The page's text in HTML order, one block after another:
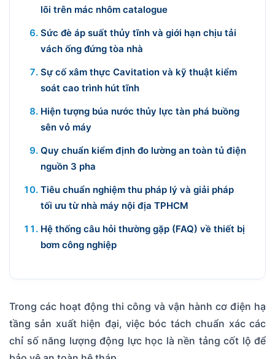
lõi trên mác nhôm catalogue
Sức đè áp suất thủy tĩnh và giới hạn chịu tải
vách ống đứng tòa nhà
Sự cố xâm thực Cavitation và kỹ thuật kiểm
soát cao trình hút tĩnh
Hiện tượng búa nước thủy lực tàn phá buồng
sên vỏ máy
Quy chuẩn kiểm định đo lường an toàn tủ điện
nguồn 3 pha
Tiêu chuẩn nghiệm thu pháp lý và giải pháp
tối ưu từ nhà máy nội địa TPHCM
Hệ thống câu hỏi thường gặp (FAQ) về thiết bị
bơm công nghiệp
Trong các hoạt động thi công và vận hành cơ điện hạ
tầng sản xuất hiện đại, việc bóc tách chuẩn xác các
chỉ số năng lượng động lực học là nền tảng cốt lộ để